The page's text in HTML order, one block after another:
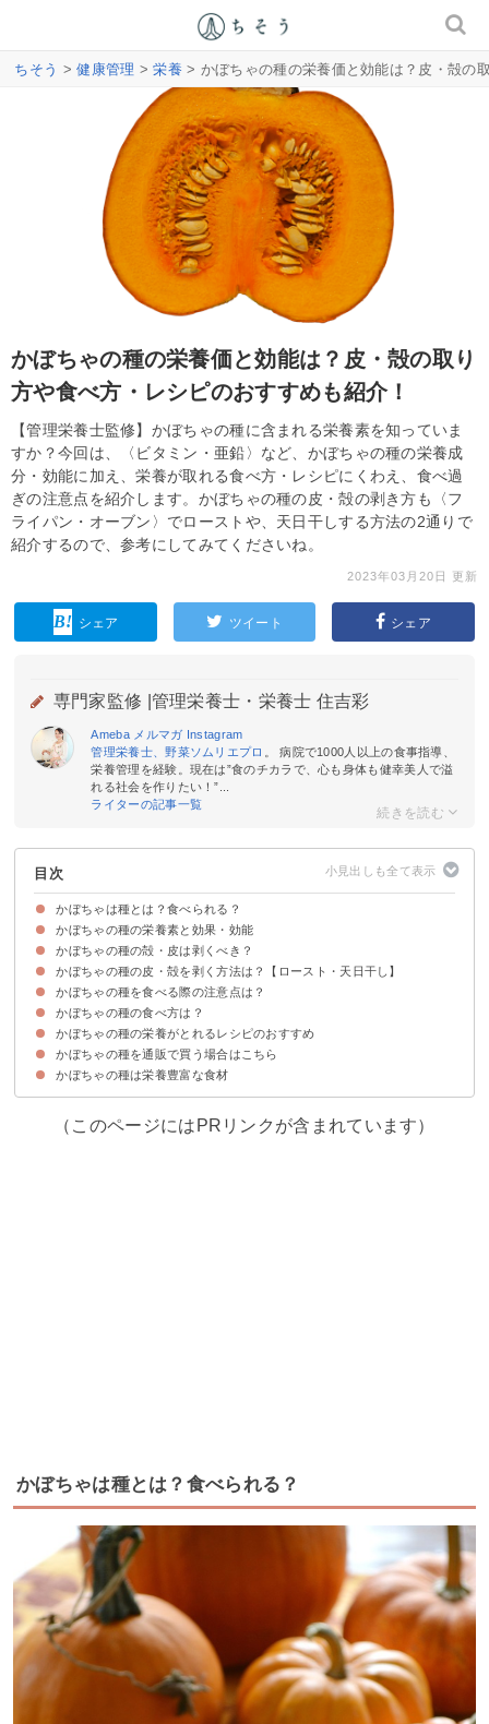
ちそう >健康管理 >栄養 > かぼちゃの種の栄養価と効能は？皮・殻の
かぼちゃの種の栄養価と効能は？皮・殻の取り
方や食べ方・レシピのおすすめも紹介！
【管理栄養士監修】かぼちゃの種に含まれる栄養素を知っていま
すか？今回は、〈ビタミン・亜鉛〉など、かぼちゃの種の栄養成
分・効能に加え、栄養が取れる食べ方・レシピにくわえ、食べ過
ぎの注意点を紹介します。かぼちゃの種の皮・殻の剥き方も〈フ
ライパン・オーブン〉でローストや、天日干しする方法の2通りで
紹介するので、参考にしてみてくださいね。
2023年03月20日 更新
シェア ツイート シェア
専門家監修 | 管理栄養士・栄養士 住吉彩
Ameba メルマガ Instagram
管理栄養士、野菜ソムリエプロ
。 病院で1000人以上の食事指導、
栄養管理を経験。現在は”食のチカラで、心も身体も健幸美人で溢
れる社会を作りたい！”...
ライターの記事一覧
目次
かぼちゃは種とは？食べられる？
かぼちゃの種の栄養素と効果・効能
①ビタミンB1・B2
②ナイアシン
③ビタミンE
④葉酸
⑤不飽和脂肪酸
⑥亜鉛
⑦マグネシウム
かぼちゃの種の殻・皮は剥くべき？
かぼちゃの種の皮・殻は基本剥く
かぼちゃの種の皮・殻を剥く方法は？【ロースト・天日干し】
①天日干しする皮の剥き方
②フライパンでローストする皮の剥き方
③オーブンでローストする皮の剥き方
かぼちゃの種を食べる際の注意点は？
カロリー・脂質が高く食べ過ぎに注意
1日の摂取量の目安
かぼちゃの種の食べ方は？
①そのまま食べる
②ケーキなどスイーツの材料
かぼちゃの種の栄養がとれるレシピのおすすめ
①かぼちゃの種のキャラメリゼ
②かぼちゃの種のオートミールクッキー
③かぼちゃの種のきのこサラダ
④かぼちゃの種のドレッシング
⑤かぼちゃの種のチョコレート
かぼちゃの種を通販で買う場合はこちら
①新鮮市場藤本商店かぼちゃの種500g1780円
②ひなうたかぼちゃの種250g800円
③みの屋かぼちゃの種生500g1160円
かぼちゃの種は栄養豊富な食材
（このページにはPRリンクが含まれています）
かぼちゃは種とは？食べられる？